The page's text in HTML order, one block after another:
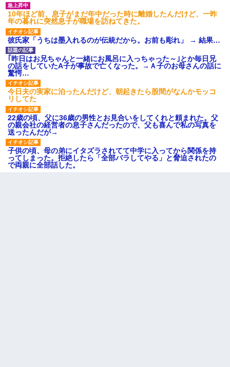
10年ほど前、息子がまだ年中だった時に離婚したんだけど、一昨
年の暮れに突然息子が職場を訪ねてきた。
彼氏家「うちは墨入れるのが伝統だから。お前も彫れ」 → 結果…
｢昨日はお兄ちゃんと一緒にお風呂に入っちゃった～｣とか毎日兄
の話をしていたA子が事故で亡くなった。→Ａ子のお母さんの話に
驚愕…
今日夫の実家に泊ったんだけど、朝起きたら股間がなんかモッコ
リしてた
22歳の頃、父に36歳の男性とお見合いをしてくれと頼まれた。父
の親会社の経営者の息子さんだったので、父も喜んで私の写真を
送ったんだが→
子供の頃、母の弟にイタズラされてて中学に入ってから関係を持
ってしまった。拒絶したら「全部バラしてやる」と脅迫されたの
で両親に全部話した。